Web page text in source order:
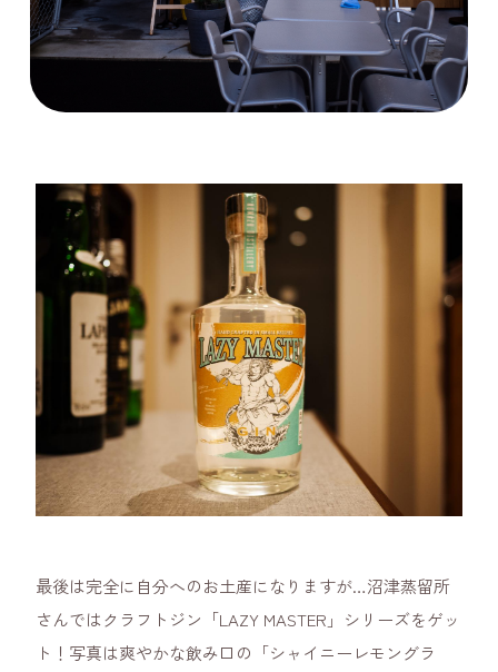
最後は完全に自分へのお土産になりますが…沼津蒸留所
さんではクラフトジン「LAZY MASTER」シリーズをゲッ
ト！写真は爽やかな飲み口の「シャイニーレモングラ